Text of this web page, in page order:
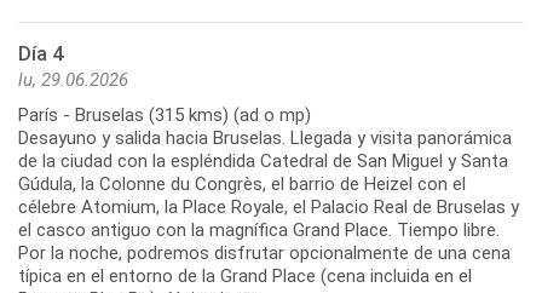
Día 4
lu, 29.06.2026
París - Bruselas (315 kms) (ad o mp)
Desayuno y salida hacia Bruselas. Llegada y visita panorámica
de la ciudad con la espléndida Catedral de San Miguel y Santa
Gúdula, la Colonne du Congrès, el barrio de Heizel con el
célebre Atomium, la Place Royale, el Palacio Real de Bruselas y
el casco antiguo con la magnífica Grand Place. Tiempo libre.
Por la noche, podremos disfrutar opcionalmente de una cena
típica en el entorno de la Grand Place (cena incluida en el